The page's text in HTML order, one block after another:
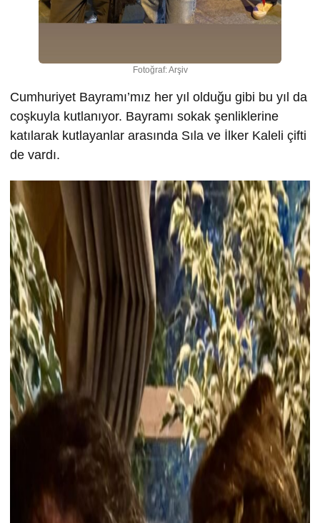
Fotoğraf: Arşiv
Cumhuriyet Bayramı’mız her yıl olduğu gibi bu yıl da
coşkuyla kutlanıyor. Bayramı sokak şenliklerine
katılarak kutlayanlar arasında Sıla ve İlker Kaleli çifti
de vardı.